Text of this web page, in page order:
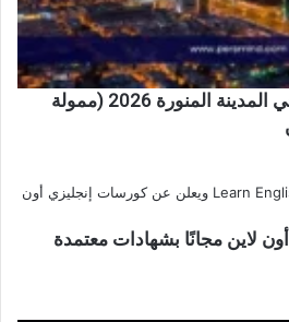
منحة الجامعة الإسلامية في المدينة المنورة 2026 (ممولة
لاين مجانًا بشهادات معتمدة